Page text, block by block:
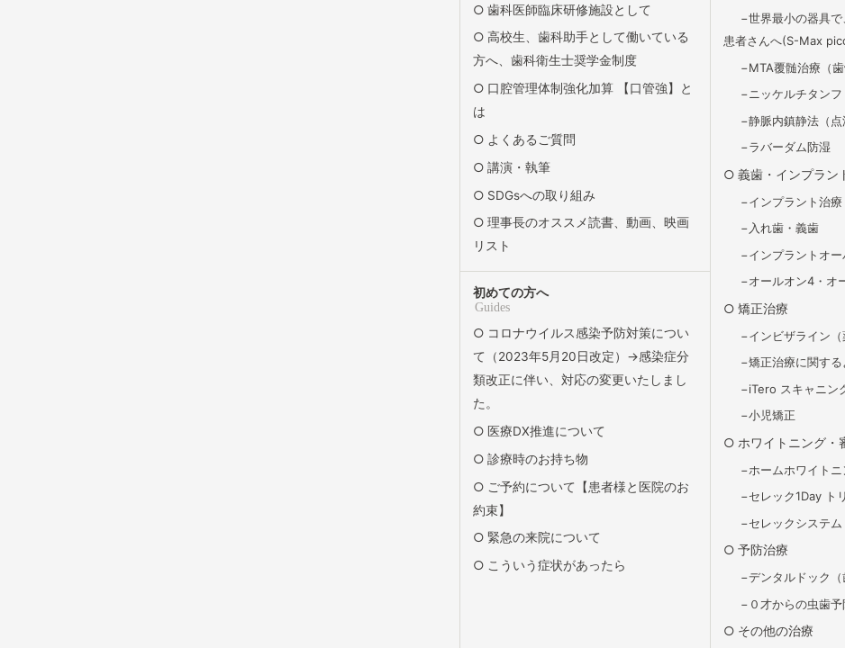
歯科医師臨床研修施設として
高校生、歯科助手として働いている
方へ、歯科衛生士奨学金制度
口腔管理体制強化加算 【口管強】と
は
よくあるご質問
講演・執筆
SDGsへの取り組み
理事長のオススメ読書、動画、映画
リスト
初めての方へ
Guides
コロナウイルス感染予防対策につい
て（2023年5月20日改定）→感染症分
類改正に伴い、対応の変更いたしまし
た。
医療DX推進について
診療時のお持ち物
ご予約について【患者様と医院のお
約束】
緊急の来院について
こういう症状があったら
世界最小の器具
患者さんへ(S-Max
MTA覆髄治療（歯
ニッケルチタン
静脈内鎮静法（点
ラバーダム防湿
義歯・インプラン
インプラント治療
入れ歯・義歯
インプラントオ
オールオン4・オ
矯正治療
インビザライン（
矯正治療に関す
iTero スキャニン
小児矯正
ホワイトニング・
ホームホワイト
セレック1Day ト
セレックシステム
予防治療
デンタルドック（
０才からの虫歯予
その他の治療